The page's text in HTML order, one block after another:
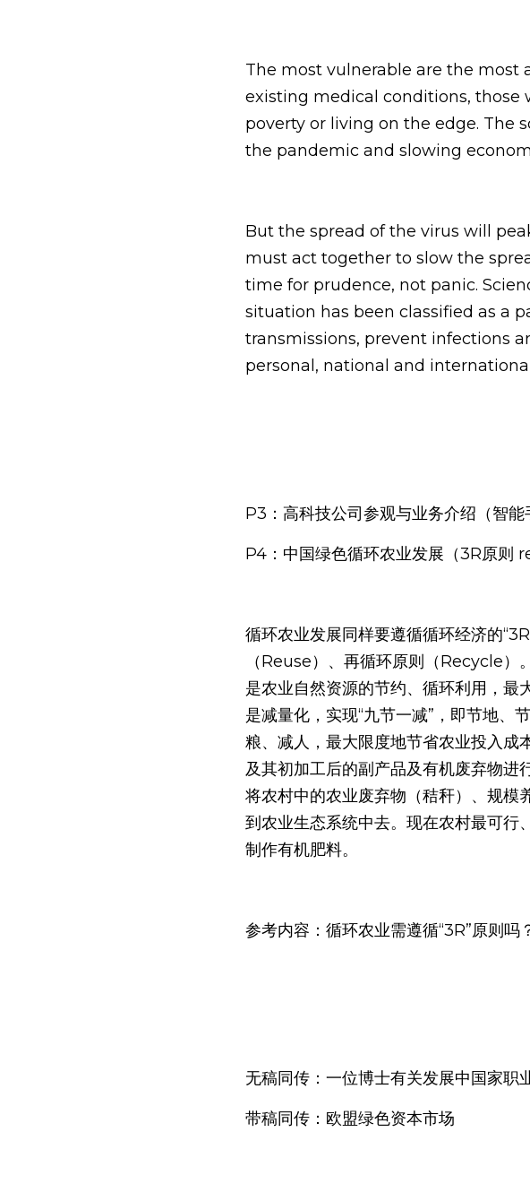
The most vulnerable are the most
existing medical conditions, those
poverty or living on the edge. The
the pandemic and slowing
But the spread of the virus will
must act together to slow the
time for prudence, not panic.
situation has been classified as a
transmissions, prevent infections
personal, national and
P3：高科技公司参观与业务介绍（智能
P4：中国绿色循环农业发展（3R原
循环农业发展同样要遵循循环经济的
（Reuse）、再循环原则（Recycle）
是农业自然资源的节约、循环利用，最
是减量化，实现“九节一减”，即节地、
粮、减人，最大限度地节省农业投入成
及其初加工后的副产品及有机废弃物进
将农村中的农业废弃物（秸秆）、规模
到农业生态系统中去。现在农村最可行
制作有机肥料。
参考内容：循环农业需遵循“3R”原则吗
无稿同传：一位博士有关发展中国家职
带稿同传：欧盟绿色资本市场